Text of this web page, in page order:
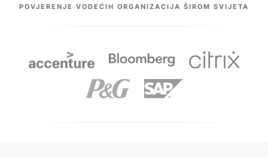
NAŠI PARTNERI
POVJERENJE VODEĆIH ORGANIZACIJA ŠIROM SVIJETA